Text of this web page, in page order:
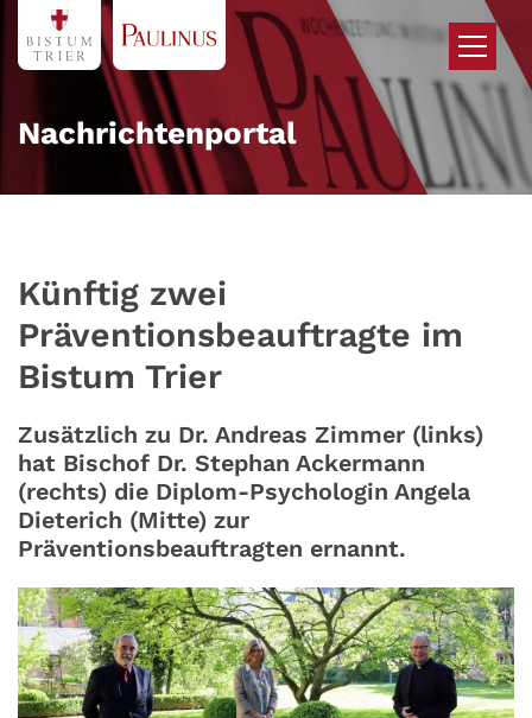
Zum Inhalt springen
Nachrichtenportal
Künftig zwei
Präventionsbeauftragte im
Bistum Trier
Zusätzlich zu Dr. Andreas Zimmer (links)
hat Bischof Dr. Stephan Ackermann
(rechts) die Diplom-Psychologin Angela
Dieterich (Mitte) zur
Präventionsbeauftragten ernannt.